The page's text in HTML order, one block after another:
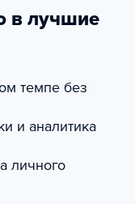
в лучшие
темпе без
и аналитика
личного